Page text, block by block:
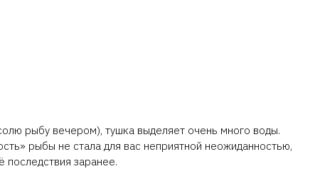
рыбу вечером), тушка выделяет очень много воды.
рыбы не стала для вас неприятной неожиданностью,
последствия заранее.